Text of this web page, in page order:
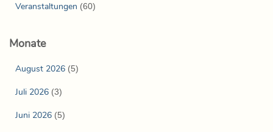
Veranstaltungen (60)
Monate
August 2026 (5)
Juli 2026 (3)
Juni 2026 (5)